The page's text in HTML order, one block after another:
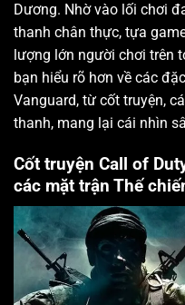
Dương. Nhờ vào lối chơi
thanh chân thực, tựa
lượng lớn người chơi trên
bạn hiểu rõ hơn về các
Vanguard, từ cốt truyện,
thanh, mang lại cái nhìn
Cốt truyện Call of
các mặt trận Thế